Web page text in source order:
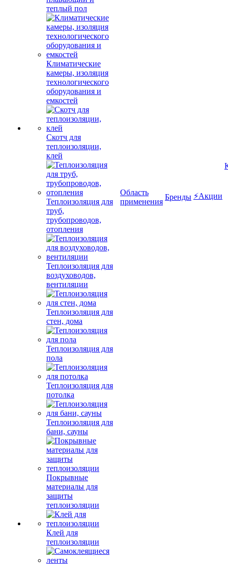
теплый пол
Климатические
камеры, изоляция
технологического
оборудования и
емкостей
Скотч для
теплоизоляции,
клей
Теплоизоляция для
труб,
трубопроводов,
отопления
Теплоизоляция для
воздуховодов,
вентиляции
Теплоизоляция для
стен, дома
Теплоизоляция для
пола
Теплоизоляция для
потолка
Теплоизоляция для
бани, сауны
Покрывные
материалы для
защиты
теплоизоляции
Клей для
теплоизоляции
Область
применения
Бренды ⚡Акции